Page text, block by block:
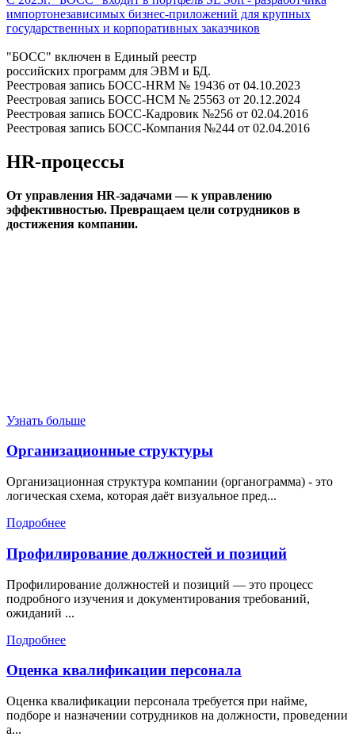
импортонезависимых бизнес-приложений для крупных
государственных и корпоративных заказчиков
"БОСС" включен в Единый реестр
российских программ для ЭВМ и БД.
Реестровая запись БОСС-HRM № 19436 от 04.10.2023
Реестровая запись БОСС-HCM № 25563 от 20.12.2024
Реестровая запись БОСС-Кадровик №256 от 02.04.2016
Реестровая запись БОСС-Компания №244 от 02.04.2016
HR-процессы
От управления HR-задачами — к управлению
эффективностью. Превращаем цели сотрудников в
достижения компании.
Узнать больше
Организационные структуры
Организационная структура компании (органограмма) - это
логическая схема, которая даёт визуальное пред...
Подробнее
Профилирование должностей и позиций
Профилирование должностей и позиций — это процесс
подробного изучения и документирования требований,
ожиданий ...
Подробнее
Оценка квалификации персонала
Оценка квалификации персонала требуется при найме,
подборе и назначении сотрудников на должности, проведении
а...